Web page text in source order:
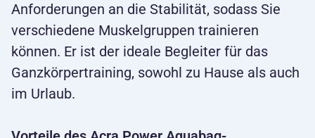
Anforderungen an die Stabilität, sodass Sie
verschiedene Muskelgruppen trainieren
können. Er ist der ideale Begleiter für das
Ganzkörpertraining, sowohl zu Hause als auch
im Urlaub.